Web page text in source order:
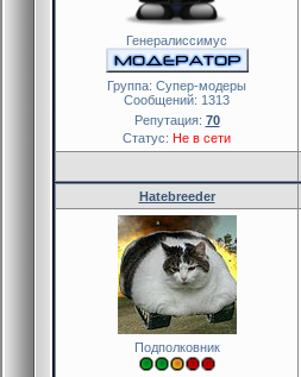
Генералиссимус
Группа: Cупер-модеры
Сообщений: 1313
Репутация: 70
Статус: Не в сети
Hatebreeder
Подполковник